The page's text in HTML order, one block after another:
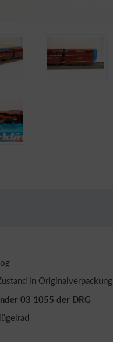
in Originalverpackung
03 1055 der DRG